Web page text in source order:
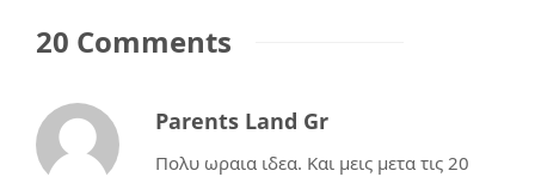
20 Comments
Parents Land Gr
Πολυ ωραια ιδεα. Και μεις μετα τις 20